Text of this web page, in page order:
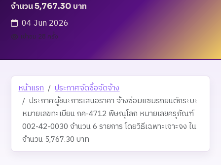
จำนวน 5,767.30 บาท
04 Jun 2026
เข้าชม 28 ครั้ง
หน้าแรก
ประกาศจัดซื้อจัดจ้าง
ประกาศผู้ชนะการเสนอราคา จ้างซ่อมแซมรถยนต์กระบะ
หมายเลขทะเบียน กค-4712 พิษณุโลก หมายเลขครุภัณฑ์
002-42-0030 จำนวน 6 รายการ โดยวิธีเฉพาะเจาะจง ใน
จำนวน 5,767.30 บาท